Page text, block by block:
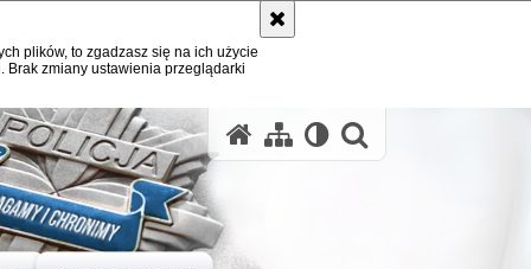
plików, to zgadzasz się na ich użycie
zmiany ustawienia przeglądarki